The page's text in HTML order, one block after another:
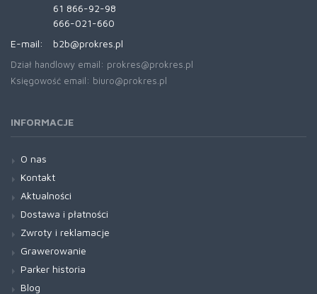
61 866-92-98
666-021-660
E-mail:
b2b@prokres.pl
Dział handlowy email: prokres@prokres.pl
Księgowość email: biuro@prokres.pl
INFORMACJE
O nas
Kontakt
Aktualności
Dostawa i płatności
Zwroty i reklamacje
Grawerowanie
Parker historia
Blog